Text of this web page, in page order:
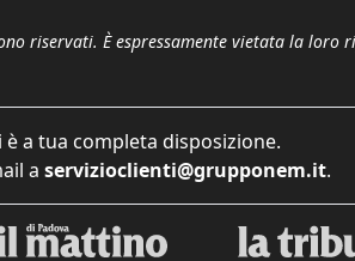
riservati. È espressamente vietata la loro
a tua completa disposizione.
a servizioclienti@grupponem.it.